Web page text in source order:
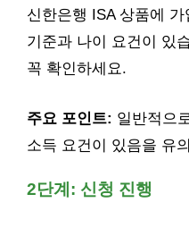
신한은행 ISA 상품에
기준과 나이 요건이 있
꼭 확인하세요.
주요 포인트: 일반적으
소득 요건이 있음을 유
2단계: 신청 진행